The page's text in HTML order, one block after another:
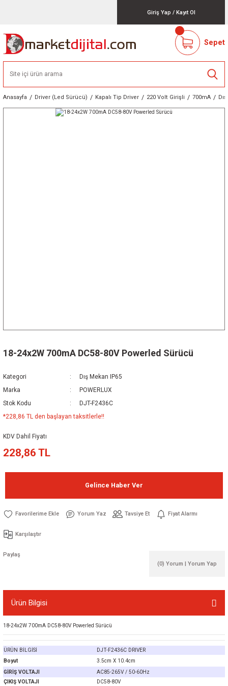
Giriş Yap / Kayıt Ol
Sepet
Anasayfa Driver (Led Sürücü) Kapalı Tip Driver 220 Volt Girişli 700mA
18-24x2W 700mA DC58-80V Powerled Sürücü
Kategori
Dış Mekan IP65
Marka
POWERLUX
Stok Kodu
DJT-F2436C
*228,86 TL den başlayan taksitlerle!!
KDV Dahil Fiyatı
228,86 TL
Gelince Haber Ver
Yorum Yaz Tavsiye Et Fiyat Alarmı
Karşılaştır
Paylaş
(0) Yorum | Yorum Yap
Ürün Bilgisi
18-24x2W 700mA DC58-80V Powerled Sürücü
ÜRÜN BİLGİSİ
DJT-F2436C DRIVER
Boyut
3.5cm X 10.4cm
GİRİŞ VOLTAJI
AC85-265V / 50-60Hz
ÇIKIŞ VOLTAJI
DC58-80V